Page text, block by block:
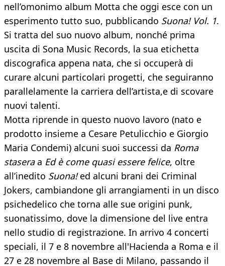
nell’omonimo album Motta che oggi esce con un
esperimento tutto suo, pubblicando Suona! Vol. 1.
Si tratta del suo nuovo album, nonché prima
uscita di Sona Music Records, la sua etichetta
discografica appena nata, che si occuperà di
curare alcuni particolari progetti, che seguiranno
parallelamente la carriera dell’artista,e di scovare
nuovi talenti.
Motta riprende in questo nuovo lavoro (nato e
prodotto insieme a Cesare Petulicchio e Giorgio
Maria Condemi) alcuni suoi successi da Roma
staseraa Ed è come quasi essere felice, oltre
all’inedito Suona!ed alcuni brani dei Criminal
Jokers, cambiandone gli arrangiamenti in un disco
psichedelico che torna alle sue origini punk,
suonatissimo, dove la dimensione del live entra
nello studio di registrazione. In arrivo 4 concerti
speciali, il 7 e 8 novembre all'Hacienda a Roma e il
27 e 28 novembre al Base di Milano, passando il